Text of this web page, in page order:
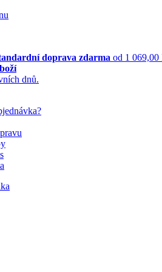
doprava zdarma od 1 069,00
dnů.